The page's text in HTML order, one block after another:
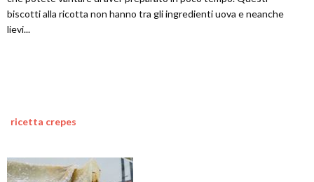
biscotti alla ricotta non hanno tra gli ingredienti uova e neanche
lievi...
ricetta crepes